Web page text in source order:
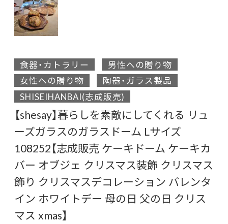
食器・カトラリー
男性への贈り物
女性への贈り物
陶器・ガラス製品
SHISEIHANBAI(志成販売)
【shesay】暮らしを素敵にしてくれる リュ
ーズガラスのガラスドーム Lサイズ
108252【志成販売 ケーキドーム ケーキカ
バー オブジェ クリスマス装飾 クリスマス
飾り クリスマスデコレーション バレンタ
イン ホワイトデー 母の日 父の日 クリス
マス xmas】